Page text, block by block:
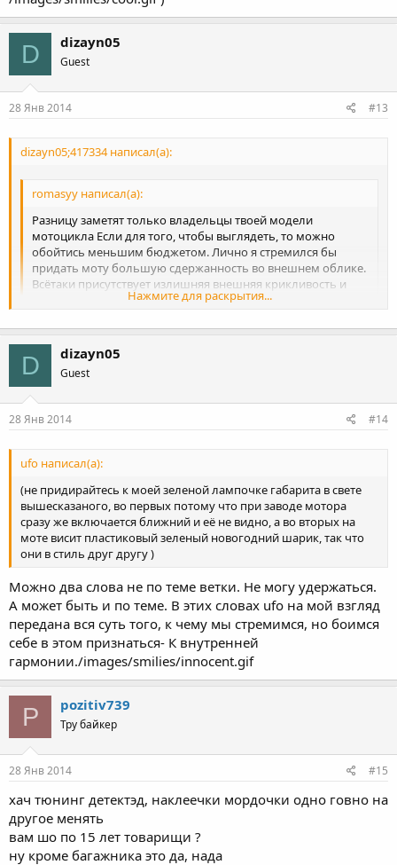
D dizayn05
Guest
28 Янв 2014 #13
dizayn05;417334 написал(а):
romasyy написал(а):
Разницу заметят только владельцы твоей модели
мотоцикла Если для того, чтобы выглядеть, то можно
обойтись меньшим бюджетом. Лично я стремился бы
придать моту большую сдержанность во внешнем облике.
Всётаки присутствует излишняя внешняя крикливость и
излишняя утяжелённость морды мота. Иногда, чтобы
то,что нарушает гармонию.
Поэтому, исходя из всего, сказанного в предыдущих постах,
напрашивается следующая рекомендация: Определить
конкретно какой результат я хочу получить после тюнинга.
хочу? Если быть с собой честным, то это позволит избежать
Нажмите для раскрытия...
D dizayn05
Guest
28 Янв 2014 #14
ufo написал(а):
(не придирайтесь к моей зеленой лампочке габарита в свете
вышесказаного, во первых потому что при заводе мотора
сразу же включается ближний и её не видно, а во вторых на
моте висит пластиковый зеленый новогодний шарик, так что
они в стиль друг другу )
Можно два слова не по теме ветки. Не могу удержаться.
А может быть и по теме. В этих словах ufo на мой взгляд
передана вся суть того, к чему мы стремимся, но боимся
себе в этом признаться- К внутренней
гармонии./images/smilies/innocent.gif
P pozitiv739
Тру байкер
28 Янв 2014 #15
хач тюнинг детектэд, наклеечки мордочки одно говно на
другое менять
вам шо по 15 лет товарищи ?
ну кроме багажника это да, нада